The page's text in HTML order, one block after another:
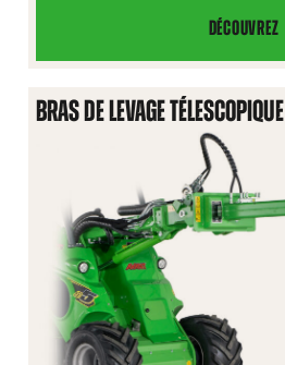
DÉCOUVREZ
BRAS
DE
LEVAGE
BRAS DE LEVAGE TÉLESCOPIQUE